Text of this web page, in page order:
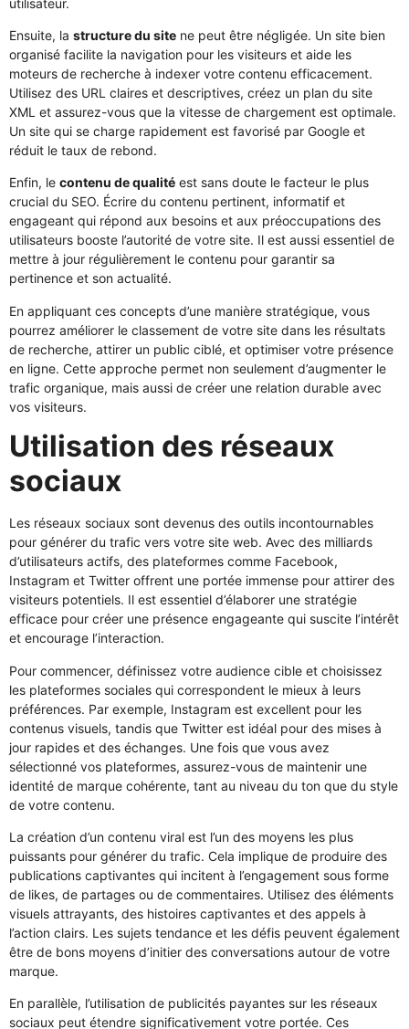
Ensuite, la structure du site ne peut être négligée. Un site bien
organisé facilite la navigation pour les visiteurs et aide les
moteurs de recherche à indexer votre contenu efficacement.
Utilisez des URL claires et descriptives, créez un plan du site
XML et assurez-vous que la vitesse de chargement est optimale.
Un site qui se charge rapidement est favorisé par Google et
réduit le taux de rebond.
Enfin, le contenu de qualité est sans doute le facteur le plus
crucial du SEO. Écrire du contenu pertinent, informatif et
engageant qui répond aux besoins et aux préoccupations des
utilisateurs booste l’autorité de votre site. Il est aussi essentiel de
mettre à jour régulièrement le contenu pour garantir sa
pertinence et son actualité.
En appliquant ces concepts d’une manière stratégique, vous
pourrez améliorer le classement de votre site dans les résultats
de recherche, attirer un public ciblé, et optimiser votre présence
en ligne. Cette approche permet non seulement d’augmenter le
trafic organique, mais aussi de créer une relation durable avec
vos visiteurs.
Utilisation des réseaux
sociaux
Les réseaux sociaux sont devenus des outils incontournables
pour générer du trafic vers votre site web. Avec des milliards
d’utilisateurs actifs, des plateformes comme Facebook,
Instagram et Twitter offrent une portée immense pour attirer des
visiteurs potentiels. Il est essentiel d’élaborer une stratégie
efficace pour créer une présence engageante qui suscite l’intérêt
et encourage l’interaction.
Pour commencer, définissez votre audience cible et choisissez
les plateformes sociales qui correspondent le mieux à leurs
préférences. Par exemple, Instagram est excellent pour les
contenus visuels, tandis que Twitter est idéal pour des mises à
jour rapides et des échanges. Une fois que vous avez
sélectionné vos plateformes, assurez-vous de maintenir une
identité de marque cohérente, tant au niveau du ton que du style
de votre contenu.
La création d’un contenu viral est l’un des moyens les plus
puissants pour générer du trafic. Cela implique de produire des
publications captivantes qui incitent à l’engagement sous forme
de likes, de partages ou de commentaires. Utilisez des éléments
visuels attrayants, des histoires captivantes et des appels à
l’action clairs. Les sujets tendance et les défis peuvent également
être de bons moyens d’initier des conversations autour de votre
marque.
En parallèle, l’utilisation de publicités payantes sur les réseaux
sociaux peut étendre significativement votre portée. Ces